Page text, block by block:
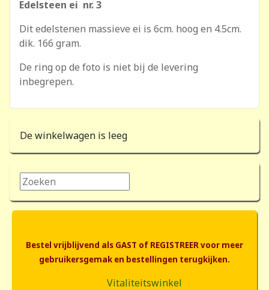
Edelsteen ei nr. 3
Dit edelstenen massieve ei is 6cm. hoog en 4.5cm.
dik. 166 gram.
De ring op de foto is niet bij de levering
inbegrepen.
De winkelwagen is leeg
Zoeken...
Bestel vrijblijvend als GAST of REGISTREER voor meer
gebruikersgemak en bestellingen terugkijken.
Vitaliteitswinkel